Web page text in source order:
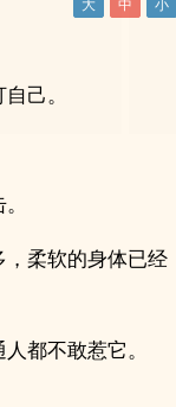
己。
柔软的身体已经
都不敢惹它。